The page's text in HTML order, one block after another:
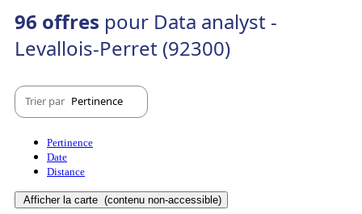
96 offres pour Data analyst -
Levallois-Perret (92300)
Trier par Pertinence
Pertinence
Date
Distance
Afficher la carte (contenu non-accessible)